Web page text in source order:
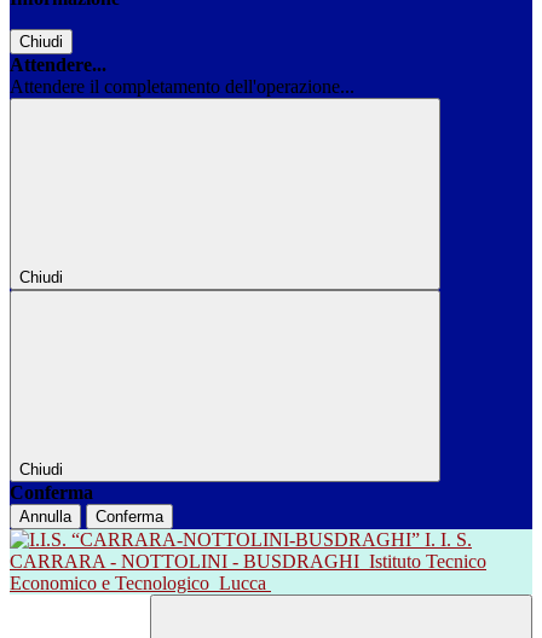
Chiudi
Attendere...
Attendere il completamento dell'operazione...
Chiudi
Chiudi
Conferma
Annulla Conferma
I. I. S.
CARRARA - NOTTOLINI - BUSDRAGHI Istituto Tecnico
Economico e Tecnologico Lucca